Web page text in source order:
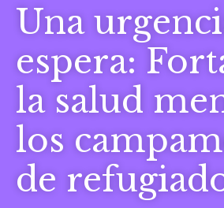
Una
espera:
la salud
los
de